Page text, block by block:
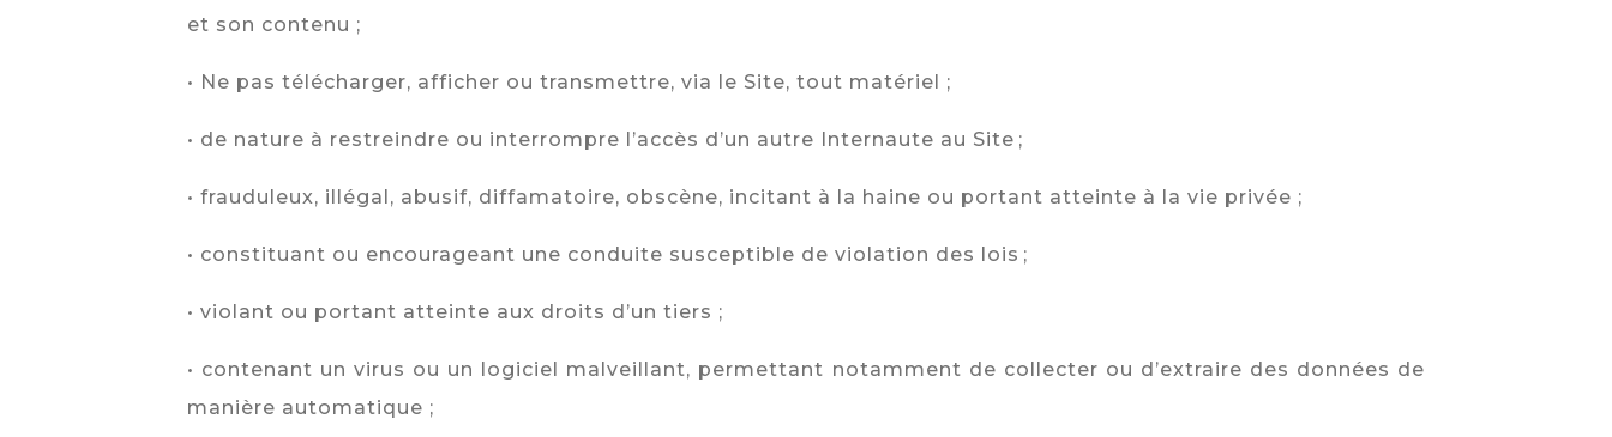
et son contenu ;
• Ne pas télécharger, afficher ou transmettre, via le Site, tout matériel ;
• de nature à restreindre ou interrompre l’accès d’un autre Internaute au Site ;
• frauduleux, illégal, abusif, diffamatoire, obscène, incitant à la haine ou portant atteinte à la vie privée ;
• constituant ou encourageant une conduite susceptible de violation des lois ;
• violant ou portant atteinte aux droits d’un tiers ;
• contenant un virus ou un logiciel malveillant, permettant notamment de collecter ou d’extraire des données de
manière automatique ;